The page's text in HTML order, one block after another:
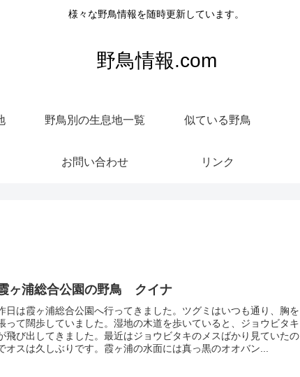
様々な野鳥情報を随時更新しています。
野鳥情報.com
野鳥別の生息地一覧 似ている野鳥
お問い合わせ リンク
ヶ浦総合公園の野鳥 クイナ
日は霞ヶ浦総合公園へ行ってきました。ツグミはいつも通り、胸を
って闊歩していました。湿地の木道を歩いていると、ジョウビタキ
飛び出してきました。最近はジョウビタキのメスばかり見ていたの
オスは久しぶりです。霞ヶ浦の水面には真っ黒のオオバン...